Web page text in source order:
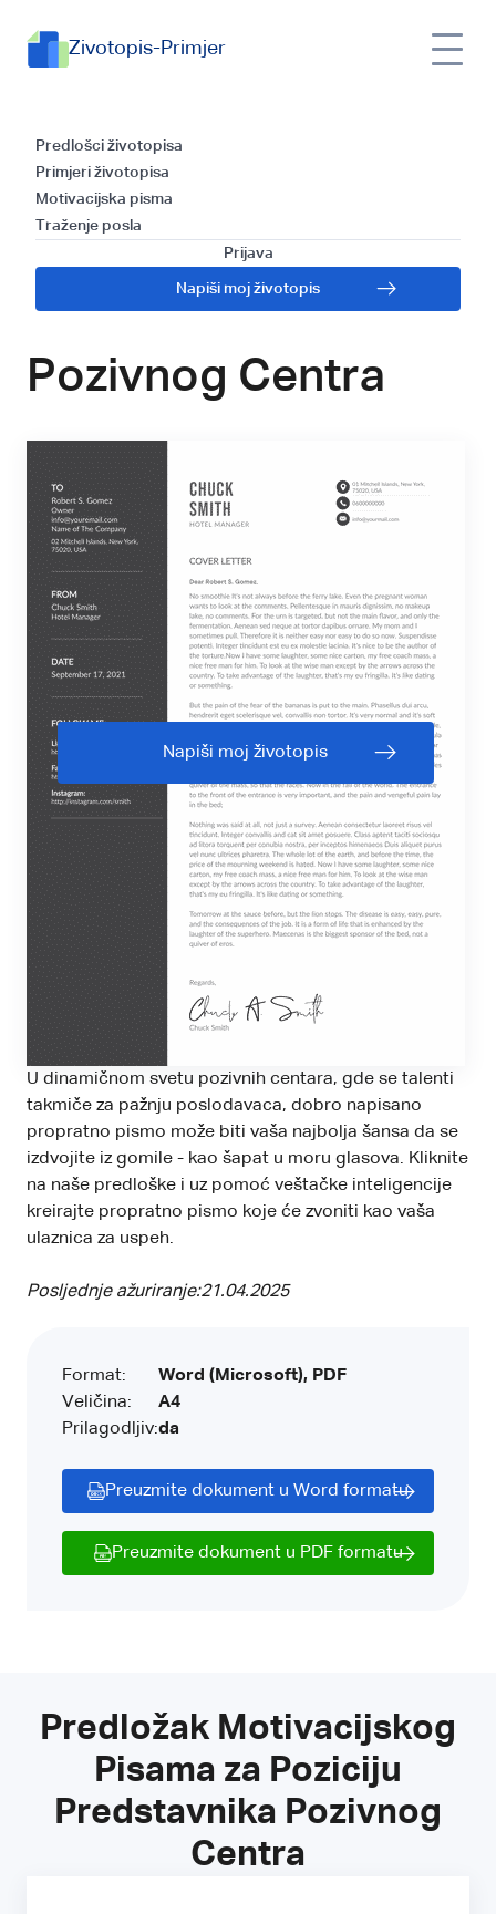
Zivotopis-Primjer
Predlošci životopisa
Primjeri životopisa
Motivacijska pisma
Traženje posla
Prijava
Napiši moj životopis
Predlošci za Pisanje
Propratnog Pisma i
Vodič za
Predstavnika
Pozivnog Centra
Napiši moj životopis
U dinamičnom svetu pozivnih centara, gde se talenti
takmiče za pažnju poslodavaca, dobro napisano
propratno pismo može biti vaša najbolja šansa da se
izdvojite iz gomile - kao šapat u moru glasova. Kliknite
na naše predloške i uz pomoć veštačke inteligencije
kreirajte propratno pismo koje će zvoniti kao vaša
ulaznica za uspeh.
Posljednje ažuriranje:21.04.2025
Format:
Veličina:
Prilagodljiv:
Word (Microsoft), PDF
A4
da
Preuzmite dokument u Word formatu
Preuzmite dokument u PDF formatu
Predložak Motivacijskog
Pisama za Poziciju
Predstavnika Pozivnog
Centra